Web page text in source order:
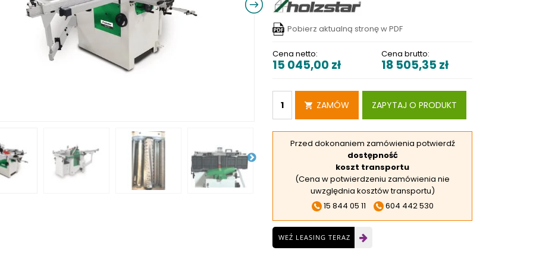
I URZĄDZENIA
WARSZTATOWE UNICRAFT
UNICRAFT
UNICRAFT
UNICRAFT
STOŁY SZLIFIERSKIE
SZLIFIERKI DO ELEKTROD
WYPOSAŻENIE DODATKOWE
Pobierz aktualną stronę w PDF
Cena netto:
15 045,00 zł
Cena brutto:
18 505,35 zł
ZAMÓW ZAPYTAJ O PRODUKT
Przed dokonaniem zamówienia potwierdź
dostępność
koszt transportu
(Cena w potwierdzeniu zamówienia nie
uwzględnia kosztów transportu)
15 844 05 11
604 442 530
WEŹ LEASING TERAZ